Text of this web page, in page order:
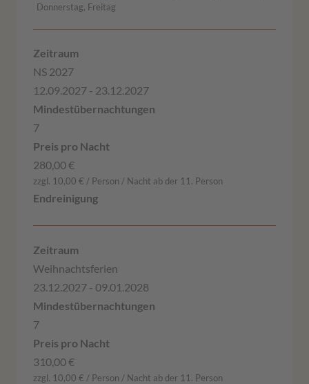
Donnerstag, Freitag
NS 2027
12.09.2027 - 23.12.2027
7
280,00 €
zzgl. 10,00 € / Person / Nacht ab der 11. Person
Weihnachtsferien
23.12.2027 - 09.01.2028
7
310,00 €
zzgl. 10,00 € / Person / Nacht ab der 11. Person